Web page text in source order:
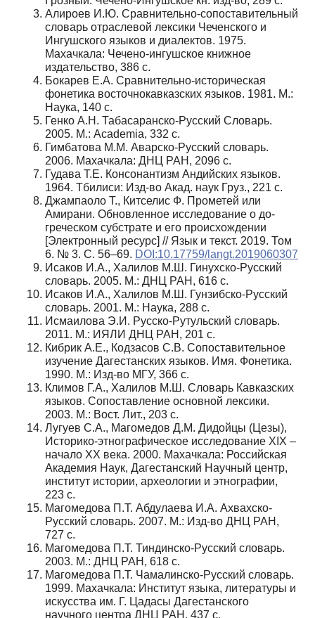
Алироев И.Ю. Сравнительно-сопоставительный
словарь отраслевой лексики Чеченского и
Ингушского языков и диалектов. 1975.
Махачкала: Чечено-ингушское книжное
издательство, 386 с.
Бокарев Е.А. Сравнительно-историческая
фонетика восточнокавказских языков. 1981. М.:
Наука, 140 с.
Генко А.Н. Табасаранско-Русский Словарь.
2005. М.: Academia, 332 c.
Гимбатова М.М. Аварско-Русский словарь.
2006. Махачкала: ДНЦ РАН, 2096 с.
Гудава Т.Е. Консонантизм Андийских языков.
1964. Тбилиси: Изд-во Акад. наук Груз., 221 с.
Джампаоло Т., Китселис Ф. Прометей или
Амирани. Обновленное исследование о до-
греческом субстрате и его происхождении
[Электронный ресурс] // Язык и текст. 2019. Том
6. № 3. С. 56–69. DOI:10.17759/langt.2019060307
Исаков И.А., Халилов М.Ш. Гинухско-Русский
словарь. 2005. М.: ДНЦ РАН, 616 с.
Исаков И.А., Халилов М.Ш. Гунзибско-Русский
словарь. 2001. М.: Наука, 288 с.
Исмаилова Э.И. Русско-Рутульский словарь.
2011. М.: ИЯЛИ ДНЦ РАН, 201 с.
Кибрик А.Е., Кодзасов С.В. Сопоставительное
изучение Дагестанских языков. Имя. Фонетика.
1990. М.: Изд-во МГУ, 366 с.
Климов Г.А., Халилов М.Ш. Словарь Кавказских
языков. Сопоставление основной лексики.
2003. М.: Вост. Лит., 203 с.
Лугуев С.А., Магомедов Д.М. Дидойцы (Цезы),
Историко-этнографическое исследование XIX –
начало XX века. 2000. Махачкала: Российская
Академия Наук, Дагестанский Научный центр,
институт истории, археологии и этнографии,
223 с.
Магомедова П.Т. Абдулаева И.А. Ахвахско-
Русский словарь. 2007. М.: Изд-во ДНЦ РАН,
727 с.
Магомедова П.Т. Тиндинско-Русский словарь.
2003. М.: ДНЦ РАН, 618 с.
Магомедова П.Т. Чамалинско-Русский словарь.
1999. Махачкала: Институт языка, литературы и
искусства им. Г. Цадасы Дагестанского
научного центра ДНЦ РАН, 437 с.